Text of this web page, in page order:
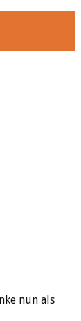
nun als